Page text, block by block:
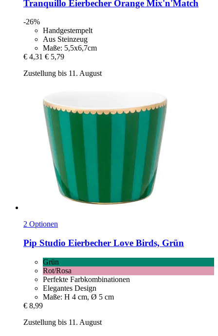
Tranquillo Eierbecher Orange Mix'n'Match
-26%
Handgestempelt
Aus Steinzeug
Maße: 5,5x6,7cm
€ 4,31 € 5,79
Zustellung bis 11. August
2 Optionen
Pip Studio Eierbecher Love Birds, Grün
Grün
Rot/Rosa
Perfekte Farbkombinationen
Elegantes Design
Maße: H 4 cm, Ø 5 cm
€ 8,99
Zustellung bis 11. August